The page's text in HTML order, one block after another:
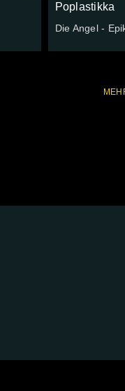
Poplastikka
Die Angel -